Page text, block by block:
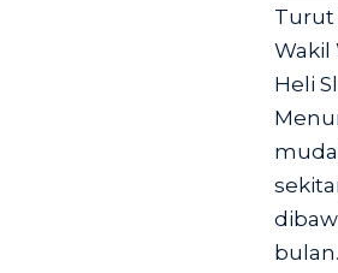
Turut
Wakil
Heli